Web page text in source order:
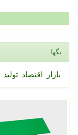
تگها
بازار اقتصاد تولید